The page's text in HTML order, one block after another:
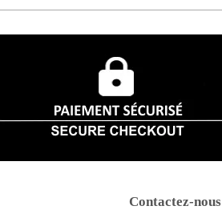
Contactez-nous